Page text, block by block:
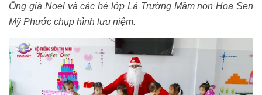
Ông già Noel và các bé lớp Lá Trường Mầm non Hoa Sen
Mỹ Phước chụp hình lưu niệm.